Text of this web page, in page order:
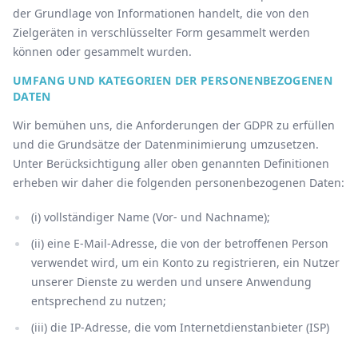
der Grundlage von Informationen handelt, die von den
Zielgeräten in verschlüsselter Form gesammelt werden
können oder gesammelt wurden.
UMFANG UND KATEGORIEN DER PERSONENBEZOGENEN
DATEN
Wir bemühen uns, die Anforderungen der GDPR zu erfüllen
und die Grundsätze der Datenminimierung umzusetzen.
Unter Berücksichtigung aller oben genannten Definitionen
erheben wir daher die folgenden personenbezogenen Daten:
(i) vollständiger Name (Vor- und Nachname);
(ii) eine E-Mail-Adresse, die von der betroffenen Person
verwendet wird, um ein Konto zu registrieren, ein Nutzer
unserer Dienste zu werden und unsere Anwendung
entsprechend zu nutzen;
(iii) die IP-Adresse, die vom Internetdienstanbieter (ISP)